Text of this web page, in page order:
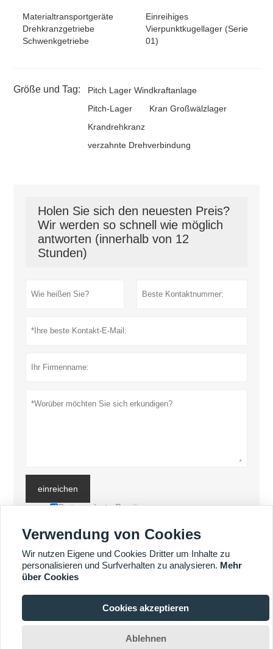

Materialtransportgeräte
Drehkranzgetriebe
Schwenkgetriebe
Einreihiges
Vierpunktkugellager (Serie
01)
Größe und Tag:
Pitch Lager Windkraftanlage
Pitch-Lager
Kran Großwälzlager
Krandrehkranz
verzahnte Drehverbindung
Holen Sie sich den neuesten Preis?
Wir werden so schnell wie möglich
antworten (innerhalb von 12
Stunden)
einreichen
Datenschutz-Bestimmungen
MEHR PRODUKTE
MEHR DIENSTLEISTUNGEN
      
Copyright by © Luoyang Heng Guan Bearing Technology Co., Ltd. E-
Verwendung von Cookies
Wir nutzen Eigene und Cookies Dritter um Inhalte zu
personalisieren und Surfverhalten zu analysieren. Mehr
über Cookies
Cookies akzeptieren
Ablehnen